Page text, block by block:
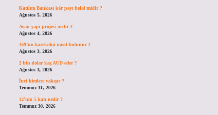
Katılım Bankası kâr payı helal midir ?
Ağustos 5, 2026
Avan yapı projesi nedir ?
Ağustos 4, 2026
169’un karekökü nasıl bulunur ?
Ağustos 3, 2026
2 bin dolar kaç AUD eder ?
Ağustos 3, 2026
İnci kimlere yakışır ?
Temmuz 31, 2026
12’nin 5 katı nedir ?
Temmuz 30, 2026